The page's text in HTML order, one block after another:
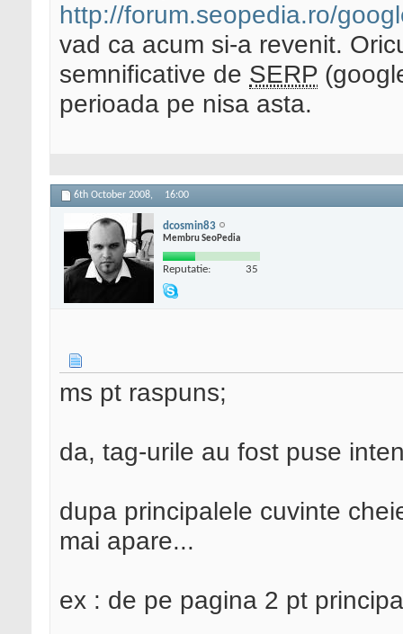
http://forum.seopedia.ro/
vad ca acum si-a revenit.
semnificative de SERP
perioada pe nisa asta.
6th October 2008, 16:00
dcosmin83
Membru SeoPedia
Reputatie: 35
ms pt raspuns;
da, tag-urile au fost puse
dupa principalele cuvinte
mai apare...
ex : de pe pagina 2 pt